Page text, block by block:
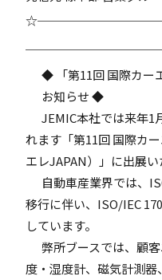
◆ 「第11回 国際カー
お知らせ ◆
JEMIC本社では来年1
れます「第11回 国際カ
エレJAPAN）」に出展い
自動車産業界では、
移行に伴い、ISO/IEC
しています。
弊所ブースでは、顧
度・湿度計、磁気計測